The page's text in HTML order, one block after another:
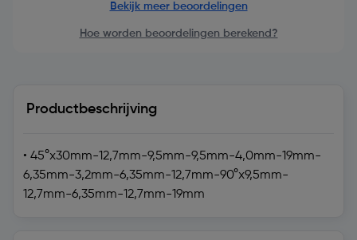
Bekijk meer beoordelingen
Hoe worden beoordelingen berekend?
Productbeschrijving
• 45°x30mm-12,7mm-9,5mm-9,5mm-4,0mm-19mm-
6,35mm-3,2mm-6,35mm-12,7mm-90°x9,5mm-
12,7mm-6,35mm-12,7mm-19mm